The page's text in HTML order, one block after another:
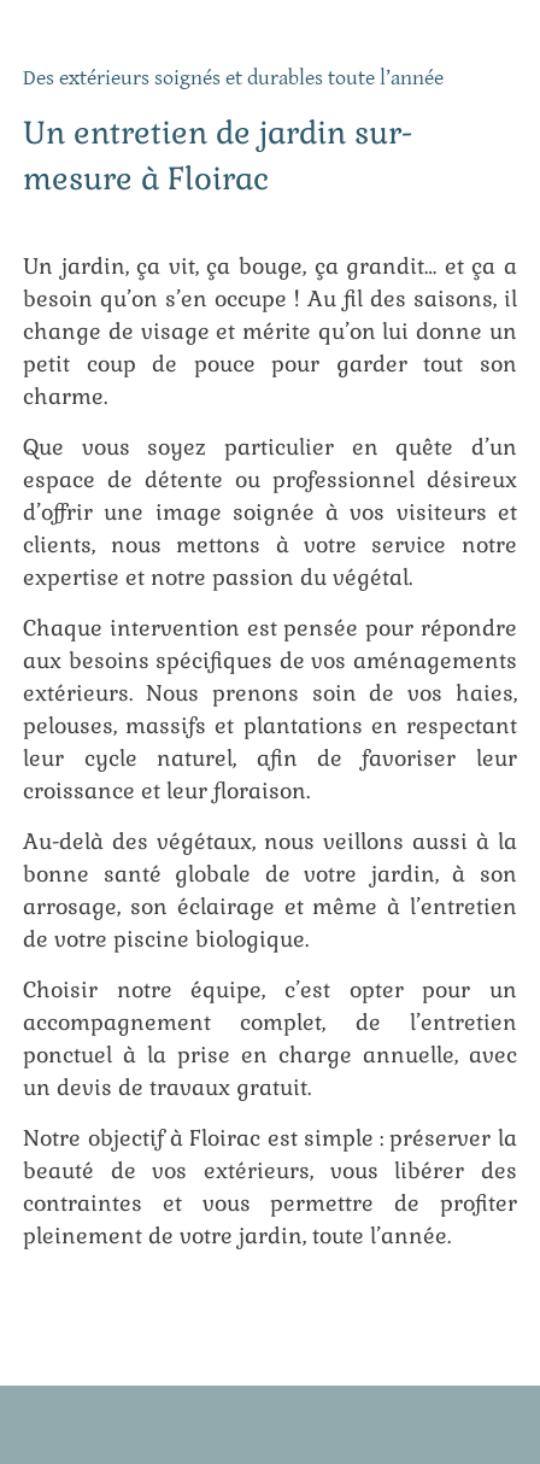
Des extérieurs soignés et durables toute l’année
Un entretien de jardin sur-
mesure à Floirac
Un jardin, ça vit, ça bouge, ça grandit… et ça a
besoin qu’on s’en occupe ! Au fil des saisons, il
change de visage et mérite qu’on lui donne un
petit coup de pouce pour garder tout son
charme.
Que vous soyez particulier en quête d’un
espace de détente ou professionnel désireux
d’offrir une image soignée à vos visiteurs et
clients, nous mettons à votre service notre
expertise et notre passion du végétal.
Chaque intervention est pensée pour répondre
aux besoins spécifiques de vos aménagements
extérieurs. Nous prenons soin de vos haies,
pelouses, massifs et plantations en respectant
leur cycle naturel, afin de favoriser leur
croissance et leur floraison.
Au-delà des végétaux, nous veillons aussi à la
bonne santé globale de votre jardin, à son
arrosage, son éclairage et même à l’entretien
de votre piscine biologique.
Choisir notre équipe, c’est opter pour un
accompagnement complet, de l’entretien
ponctuel à la prise en charge annuelle, avec
un devis de travaux gratuit.
Notre objectif à Floirac est simple : préserver la
beauté de vos extérieurs, vous libérer des
contraintes et vous permettre de profiter
pleinement de votre jardin, toute l’année.